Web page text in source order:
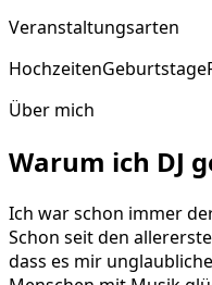
Veranstaltungsarten
HochzeitenGeburtstage
Über mich
Warum ich DJ
Ich war schon immer
Schon seit den
dass es mir